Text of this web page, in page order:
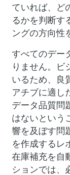
ていれば、ど
るかを判断す
ングの方向性
すべてのデー
りません。ビ
いるため、良
アチブに適し
データ品質問
はないという
響を及ぼす問
を作成するレ
在庫補充を自
ションでは、